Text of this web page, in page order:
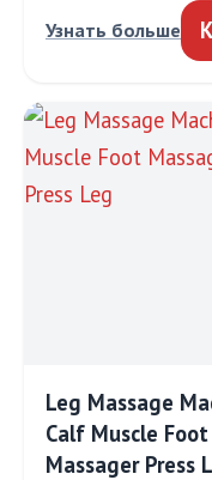
Узнать больше
Leg Massage
Calf Muscle
Massager Press